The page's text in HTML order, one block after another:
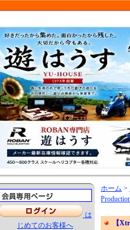
は
じめてのお客様へ
ホーム >
【